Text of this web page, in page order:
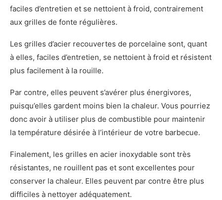
faciles d’entretien et se nettoient à froid, contrairement
aux grilles de fonte régulières.
Les grilles d’acier recouvertes de porcelaine sont, quant
à elles, faciles d’entretien, se nettoient à froid et résistent
plus facilement à la rouille.
Par contre, elles peuvent s’avérer plus énergivores,
puisqu’elles gardent moins bien la chaleur. Vous pourriez
donc avoir à utiliser plus de combustible pour maintenir
la température désirée à l’intérieur de votre barbecue.
Finalement, les grilles en acier inoxydable sont très
résistantes, ne rouillent pas et sont excellentes pour
conserver la chaleur. Elles peuvent par contre être plus
difficiles à nettoyer adéquatement.